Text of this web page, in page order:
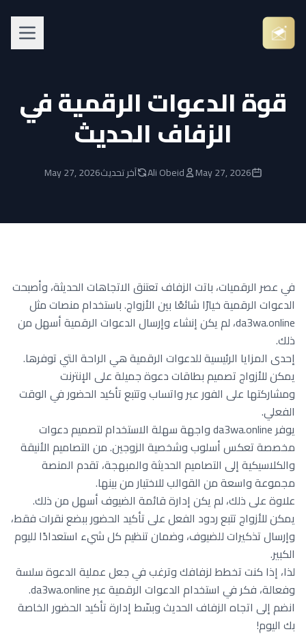
قوة الدعوات الرقمية في
الزفاف الحديث
May 27, 2026
Ali Obeid آخر تحديثMay 27, 2026
في عصر الرقميات، باتت الزفاف تعتنق الاتجاهات الحديثة، وأصبحت
الدعوات الرقمية خيارًا شائعًا بين الأزواج. باستخدام منصات مثل
da3wa.online، لم يكن إنشاء وإرسال الدعوات الرقمية أسهل من
ذلك.
إحدى المزايا الرئيسية للدعوات الرقمية هي الراحة التي توفرها.
يمكن للأزواج تصميم بطاقات دعوة جميلة على الإنترنت
ومشاركتها على الفور عبر واتساب وتتبع تأكيد الحضور في الوقت
الفعلي.
يوفر da3wa.online واجهة سهلة الاستخدام لتصميم دعوات
مخصصة تعكس أسلوب وشخصية الزوجين. من التصاميم الأنيقة
والكلاسيكية إلى التصاميم الحديثة والمبهجة، تقدم المنصة
مجموعة واسعة من القوالب للاختيار من بينها.
علاوة على ذلك، لم يكن إدارة قائمة الضيوف أسهل من ذلك.
يمكن للأزواج تتبع ردود الفعل على تأكيد الحضور ببضع نقرات فقط،
وإرسال تذكيرات للضيوف، وضمان تنظيم كل شيء استعدادًا لليوم
الكبير.
لذا، إذا كنت تخطط لزفافك وترغب في جعل عملية الدعوة سلسة
وفعالة، فكر في استخدام الدعوات الرقمية عبر da3wa.online.
انضم إلى اتجاه الزفاف الحديث وبسّط إدارة تأكيد الحضور الخاصة
بك اليوم!